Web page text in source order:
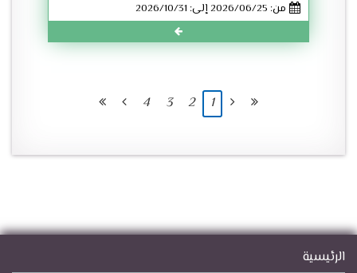
من: 2026/06/25 إلى: 2026/10/31
1
2
3
4
الرئيسية